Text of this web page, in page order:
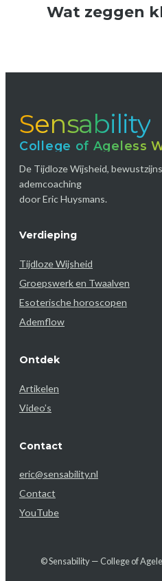
Wat zeggen
Sensability
College of Ageless
De Tijdloze Wijsheid,
ademcoaching
door Eric Huysmans.
Verdieping
Tijdloze Wijsheid
Groepswerk en Twaalven
Esoterische horoscopen
Ademflow
Ontdek
Artikelen
Video’s
Contact
eric@sensability.nl
Contact
YouTube
© Sensability — College of